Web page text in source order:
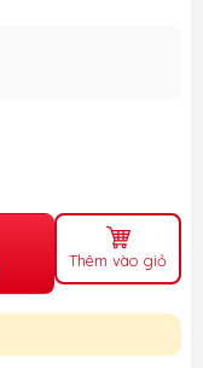
Thêm vào giỏ